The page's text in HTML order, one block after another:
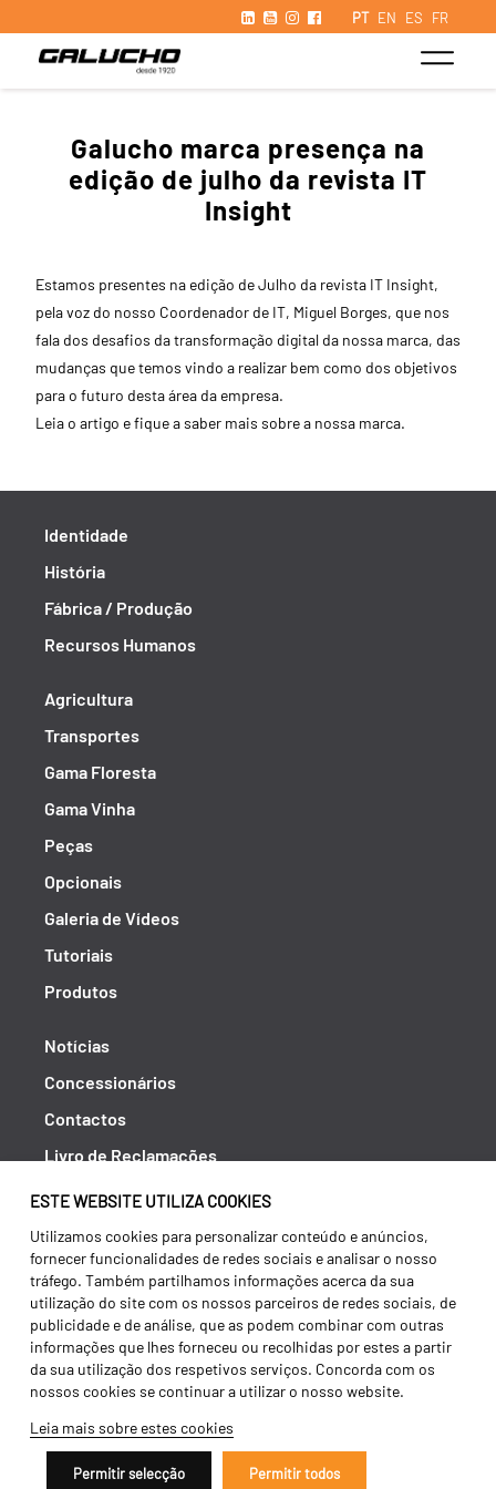
PT EN ES FR
ESTE WEBSITE UTILIZA COOKIES
Utilizamos cookies para personalizar conteúdo e anúncios,
fornecer funcionalidades de redes sociais e analisar o nosso
tráfego. Também partilhamos informações acerca da sua
utilização do site com os nossos parceiros de redes sociais, de
publicidade e de análise, que as podem combinar com outras
informações que lhes forneceu ou recolhidas por estes a partir
da sua utilização dos respetivos serviços. Concorda com os
nossos cookies se continuar a utilizar o nosso website.
Leia mais sobre estes cookies
Permitir selecção Permitir todos
Galucho marca presença na
edição de julho da revista IT
Insight
Estamos presentes na edição de Julho da revista IT Insight,
pela voz do nosso Coordenador de IT, Miguel Borges, que nos
fala dos desafios da transformação digital da nossa marca, das
mudanças que temos vindo a realizar bem como dos objetivos
para o futuro desta área da empresa.
Leia o artigo e fique a saber mais sobre a nossa marca.
Identidade
História
Fábrica / Produção
Recursos Humanos
Agricultura
Transportes
Gama Floresta
Gama Vinha
Peças
Opcionais
Galeria de Vídeos
Tutoriais
Produtos
Notícias
Concessionários
Contactos
Livro de Reclamações
Política de Privacidade
Canal de Denúncias (RGPC)
Termos e condições